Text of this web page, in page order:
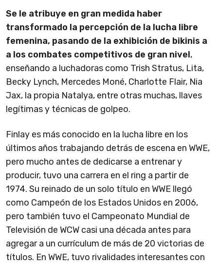
Se le atribuye en gran medida haber
transformado la percepción de la lucha libre
femenina, pasando de la exhibición de bikinis a
a los combates competitivos de gran nivel,
enseñando a luchadoras como Trish Stratus, Lita,
Becky Lynch, Mercedes Moné, Charlotte Flair, Nia
Jax, la propia Natalya, entre otras muchas, llaves
legítimas y técnicas de golpeo.
Finlay es más conocido en la lucha libre en los
últimos años trabajando detrás de escena en WWE,
pero mucho antes de dedicarse a entrenar y
producir, tuvo una carrera en el ring a partir de
1974. Su reinado de un solo título en WWE llegó
como Campeón de los Estados Unidos en 2006,
pero también tuvo el Campeonato Mundial de
Televisión de WCW casi una década antes para
agregar a un currículum de más de 20 victorias de
títulos. En WWE, tuvo rivalidades interesantes con